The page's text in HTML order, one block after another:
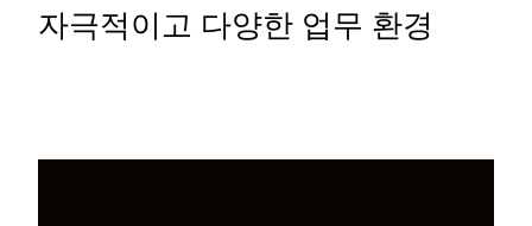
자극적이고 다양한 업무 환경